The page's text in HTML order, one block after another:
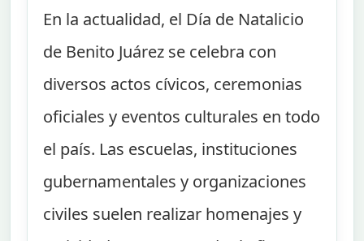
En la actualidad, el Día de Natalicio
de Benito Juárez se celebra con
diversos actos cívicos, ceremonias
oficiales y eventos culturales en todo
el país. Las escuelas, instituciones
gubernamentales y organizaciones
civiles suelen realizar homenajes y